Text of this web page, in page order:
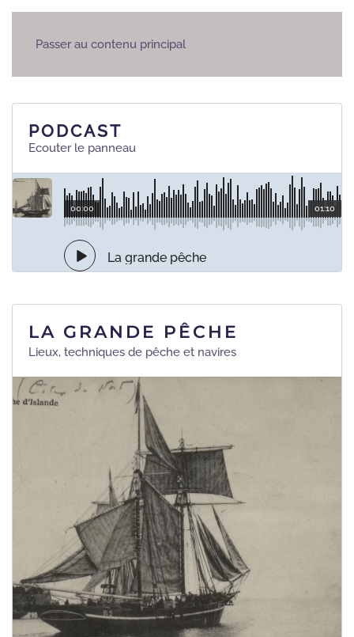
Passer au contenu principal
LA GRANDE
PODCAST
Ecouter le panneau
01:10
00:00
La grande pêche
LA GRANDE PÊCHE
Lieux, techniques de pêche et navires